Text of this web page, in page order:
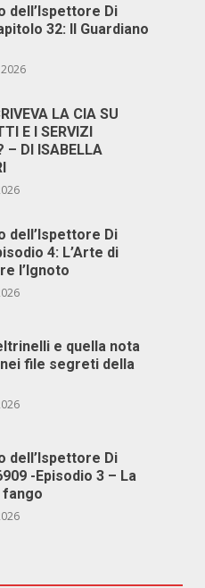
dell’Ispettore Di
32: Il Guardiano
LA CIA SU
E I SERVIZI
– DI ISABELLA
dell’Ispettore Di
4: L’Arte di
l’Ignoto
e quella nota
file segreti della
dell’Ispettore Di
-Episodio 3 – La